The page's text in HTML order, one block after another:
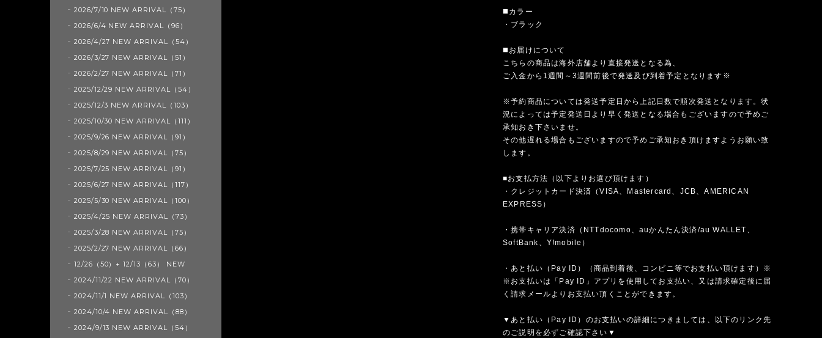
◼️カラー
・ブラック
◼️お届けについて
こちらの商品は海外店舗より直接発送となる為、
ご入金から1週間～3週間前後で発送及び到着予定となります※
※予約商品については発送予定日から上記日数で順次発送となります。状
況によっては予定発送日より早く発送となる場合もございますので予めご
承知おき下さいませ。
その他遅れる場合もございますので予めご承知おき頂けますようお願い致
します。
■お支払方法（以下よりお選び頂けます）
・クレジットカード決済（VISA、Mastercard、JCB、AMERICAN
EXPRESS）
・携帯キャリア決済（NTTdocomo、auかんたん決済/au WALLET、
SoftBank、Y!mobile）
・あと払い（Pay ID）（商品到着後、コンビニ等でお支払い頂けます）※
※お支払いは「Pay ID」アプリを使用してお支払い、又は請求確定後に届
く請求メールよりお支払い頂くことができます。
▼あと払い（Pay ID）のお支払いの詳細につきましては、以下のリンク先
のご説明を必ずご確認下さい▼
2026/7/10 NEW ARRIVAL（75）
2026/6/4 NEW ARRIVAL（96）
2026/4/27 NEW ARRIVAL（54）
2026/3/27 NEW ARRIVAL（51）
2026/2/27 NEW ARRIVAL（71）
2025/12/29 NEW ARRIVAL（54）
2025/12/3 NEW ARRIVAL（103）
2025/10/30 NEW ARRIVAL（111）
2025/9/26 NEW ARRIVAL（91）
2025/8/29 NEW ARRIVAL（75）
2025/7/25 NEW ARRIVAL（91）
2025/6/27 NEW ARRIVAL（117）
2025/5/30 NEW ARRIVAL（100）
2025/4/25 NEW ARRIVAL（73）
2025/3/28 NEW ARRIVAL（75）
2025/2/27 NEW ARRIVAL（66）
12/26（50）+ 12/13（63） NEW
2024/11/22 NEW ARRIVAL（70）
2024/11/1 NEW ARRIVAL（103）
2024/10/4 NEW ARRIVAL（88）
2024/9/13 NEW ARRIVAL（54）